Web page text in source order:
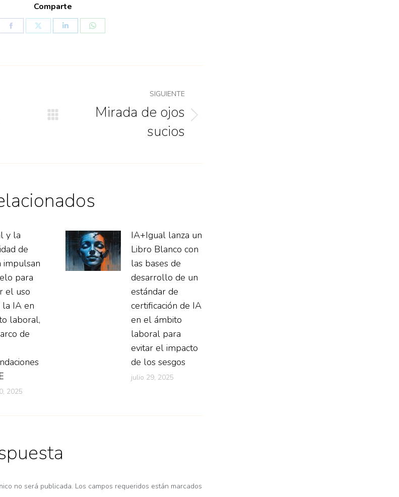
Comparte
SIGUIENTE
Mirada de ojos
sucios
y la
de
impulsan
para
el uso
la IA en
laboral,
de
2025
IA+Igual lanza un
Libro Blanco con
las bases de
desarrollo de un
estándar de
certificación de IA
en el ámbito
laboral para
evitar el impacto
de los sesgos
julio 29, 2025
no será publicada. Los campos requeridos están marcados